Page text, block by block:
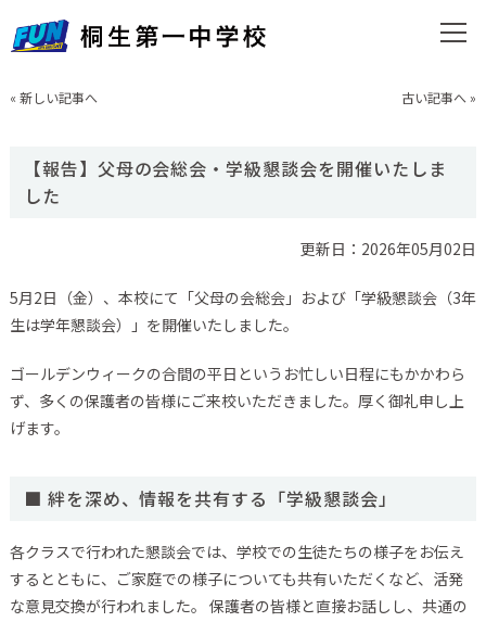
« 新しい記事へ 古い記事へ »
【報告】父母の会総会・学級懇談会を開催いたしま
した
更新日：2026年05月02日
5月2日（金）、本校にて「父母の会総会」および「学級懇談会（3年
生は学年懇談会）」を開催いたしました。
ゴールデンウィークの合間の平日というお忙しい日程にもかかわら
ず、多くの保護者の皆様にご来校いただきました。厚く御礼申し上
げます。
■ 絆を深め、情報を共有する「学級懇談会」
各クラスで行われた懇談会では、学校での生徒たちの様子をお伝え
するとともに、ご家庭での様子についても共有いただくなど、活発
な意見交換が行われました。 保護者の皆様と直接お話しし、共通の